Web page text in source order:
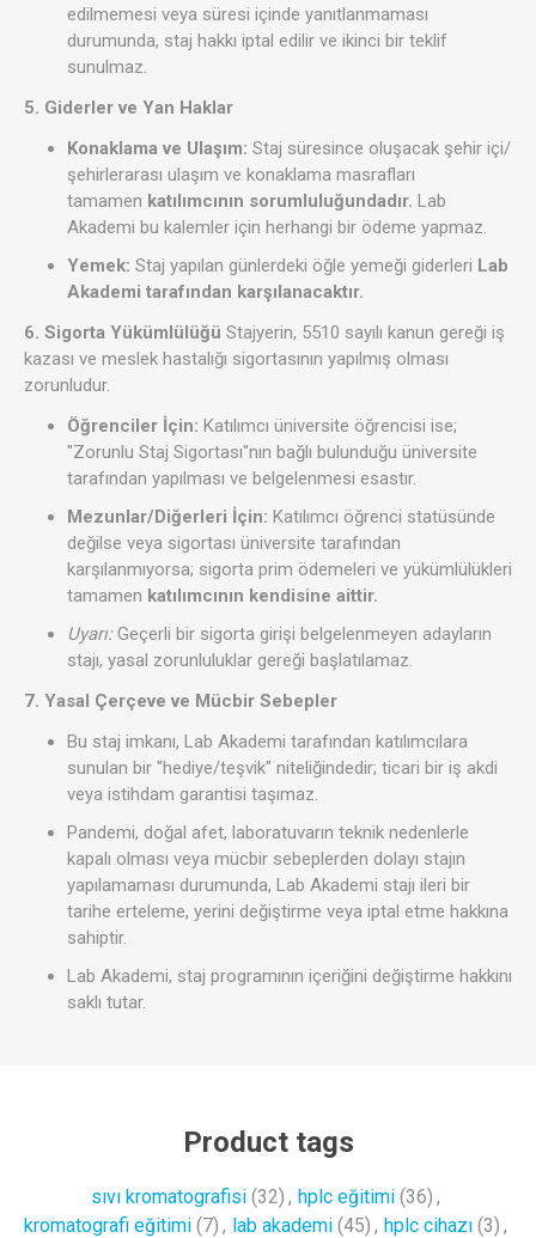
edilmemesi veya süresi içinde yanıtlanmaması
durumunda, staj hakkı iptal edilir ve ikinci bir teklif
sunulmaz.
5. Giderler ve Yan Haklar
Konaklama ve Ulaşım: Staj süresince oluşacak şehir içi/
şehirlerarası ulaşım ve konaklama masrafları
tamamen katılımcının sorumluluğundadır. Lab
Akademi bu kalemler için herhangi bir ödeme yapmaz.
Yemek: Staj yapılan günlerdeki öğle yemeği giderleri Lab
Akademi tarafından karşılanacaktır.
6. Sigorta Yükümlülüğü Stajyerin, 5510 sayılı kanun gereği iş
kazası ve meslek hastalığı sigortasının yapılmış olması
zorunludur.
Öğrenciler İçin: Katılımcı üniversite öğrencisi ise;
"Zorunlu Staj Sigortası"nın bağlı bulunduğu üniversite
tarafından yapılması ve belgelenmesi esastır.
Mezunlar/Diğerleri İçin: Katılımcı öğrenci statüsünde
değilse veya sigortası üniversite tarafından
karşılanmıyorsa; sigorta prim ödemeleri ve yükümlülükleri
tamamen katılımcının kendisine aittir.
Uyarı:Geçerli bir sigorta girişi belgelenmeyen adayların
stajı, yasal zorunluluklar gereği başlatılamaz.
7. Yasal Çerçeve ve Mücbir Sebepler
Bu staj imkanı, Lab Akademi tarafından katılımcılara
sunulan bir "hediye/teşvik" niteliğindedir; ticari bir iş akdi
veya istihdam garantisi taşımaz.
Pandemi, doğal afet, laboratuvarın teknik nedenlerle
kapalı olması veya mücbir sebeplerden dolayı stajın
yapılamaması durumunda, Lab Akademi stajı ileri bir
tarihe erteleme, yerini değiştirme veya iptal etme hakkına
sahiptir.
Lab Akademi, staj programının içeriğini değiştirme hakkını
saklı tutar.
Product tags
sıvı kromatografisi (32) , hplc eğitimi (36) ,
kromatografi eğitimi (7) , lab akademi (45) , hplc cihazı (3) ,